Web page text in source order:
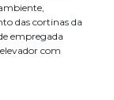
das cortinas da
empregada
com